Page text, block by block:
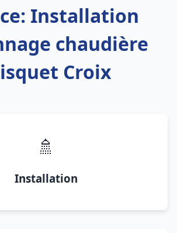
Installation
chaudière
Croix
🚿
Installation